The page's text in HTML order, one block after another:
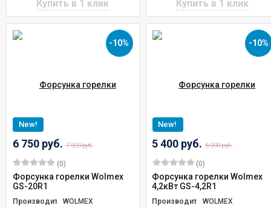
-10%
6 750 руб. 7 500 руб.
New!
(0)
Форсунка горелки Wolmex
GS-20R1
ПроизводительWOLMEX
-10%
5 400 руб. 6 000 руб.
New!
(0)
Форсунка горелки Wolmex
4,2кВт GS-4,2R1
ПроизводительWOLMEX